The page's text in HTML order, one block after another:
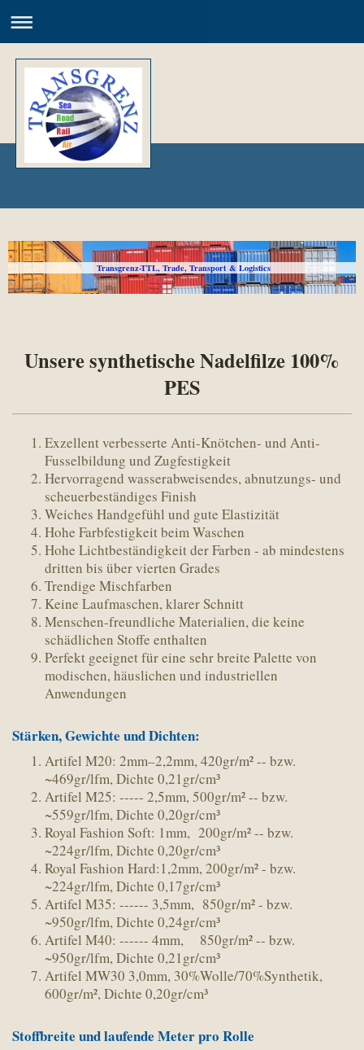
Transgrenz-TTL, Trade, Transport & Logistics
Unsere synthetische Nadelfilze 100%
PES
Exzellent verbesserte Anti-Knötchen- und Anti-
Fusselbildung und Zugfestigkeit
Hervorragend wasserabweisendes, abnutzungs- und
scheuerbeständiges Finish
Weiches Handgefühl und gute Elastizität
Hohe Farbfestigkeit beim Waschen
Hohe Lichtbeständigkeit der Farben - ab mindestens
dritten bis über vierten Grades
Trendige Mischfarben
Keine Laufmaschen, klarer Schnitt
Menschen-freundliche Materialien, die keine
schädlichen Stoffe enthalten
Perfekt geeignet für eine sehr breite Palette von
modischen, häuslichen und industriellen
Anwendungen
Stärken, Gewichte und Dichten:
Artifel M20: 2mm–2,2mm, 420gr/m² -- bzw.
~469gr/lfm, Dichte 0,21gr/cm³
Artifel M25: ----- 2,5mm, 500gr/m² -- bzw.
~559gr/lfm, Dichte 0,20gr/cm³
Royal Fashion Soft: 1mm, 200gr/m² -- bzw.
~224gr/lfm, Dichte 0,20gr/cm³
Royal Fashion Hard:1,2mm, 200gr/m² - bzw.
~224gr/lfm, Dichte 0,17gr/cm³
Artifel M35: ------ 3,5mm, 850gr/m² - bzw.
~950gr/lfm, Dichte 0,24gr/cm³
Artifel M40: ------ 4mm, 850gr/m² -- bzw.
~950gr/lfm, Dichte 0,21gr/cm³
Artifel MW30 3,0mm, 30%Wolle/70%Synthetik,
600gr/m², Dichte 0,20gr/cm³
Stoffbreite und laufende Meter pro Rolle